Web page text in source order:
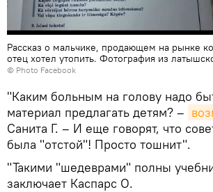
Рассказ о мальчике, продающем на рынке
отец хотел утопить. Фотография из
© Photo Facebook
"Каким больным на голову надо
материал предлагать детям? –
Санита Г. – И еще говорят, что
была "отстой"! Просто тошнит".
"Такими "шедеврами" полны
заключает Каспарс О.